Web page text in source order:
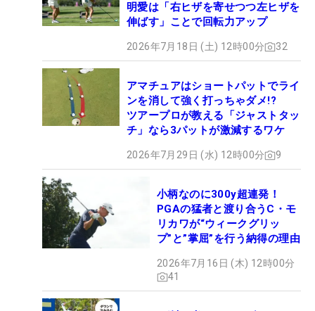
明愛は「右ヒザを寄せつつ左ヒザを
伸ばす」ことで回転力アップ
2026年7月18日 (土) 12時00分 32
アマチュアはショートパットでライ
ンを消して強く打っちゃダメ!?
ツアープロが教える「ジャストタッ
チ」なら3パットが激減するワケ
2026年7月29日 (水) 12時00分 9
小柄なのに300y超連発！
PGAの猛者と渡り合うC・モ
リカワが“ウィークグリッ
プ”と”掌屈”を行う納得の理由
2026年7月16日 (木) 12時00分
41